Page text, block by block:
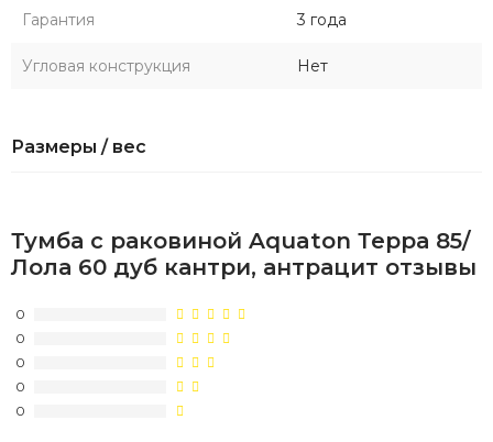
Гарантия 3 года
Угловая конструкция Нет
Размеры / вес
Тумба с раковиной Aquaton Терра 85/
Лола 60 дуб кантри, антрацит отзывы
0
0
0
0
0